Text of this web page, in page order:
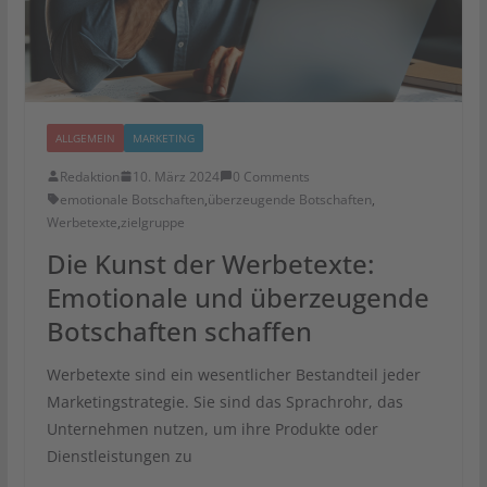
ALLGEMEIN MARKETING
Redaktion 10. März 2024
0 Comments
emotionale Botschaften,überzeugende Botschaften,
Werbetexte,zielgruppe
Die Kunst der Werbetexte:
Emotionale und überzeugende
Botschaften schaffen
Werbetexte sind ein wesentlicher Bestandteil jeder
Marketingstrategie. Sie sind das Sprachrohr, das
Unternehmen nutzen, um ihre Produkte oder
Dienstleistungen zu